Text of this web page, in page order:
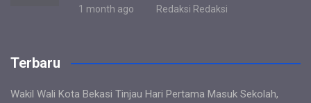
1 month ago Redaksi Redaksi
Terbaru
Wakil Wali Kota Bekasi Tinjau Hari Pertama Masuk Sekolah,